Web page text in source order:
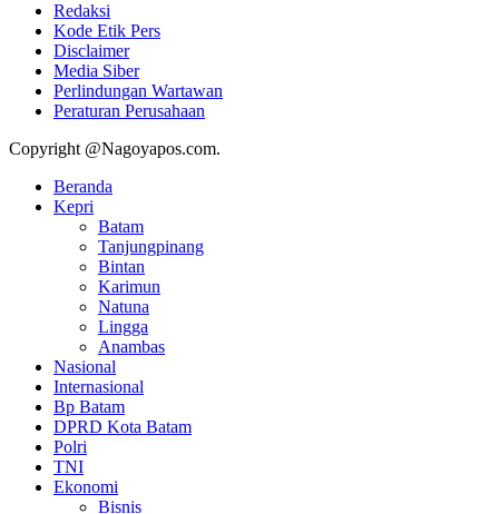
Redaksi
Kode Etik Pers
Disclaimer
Media Siber
Perlindungan Wartawan
Peraturan Perusahaan
Copyright @Nagoyapos.com.
Beranda
Kepri
Batam
Tanjungpinang
Bintan
Karimun
Natuna
Lingga
Anambas
Nasional
Internasional
Bp Batam
DPRD Kota Batam
Polri
TNI
Ekonomi
Bisnis